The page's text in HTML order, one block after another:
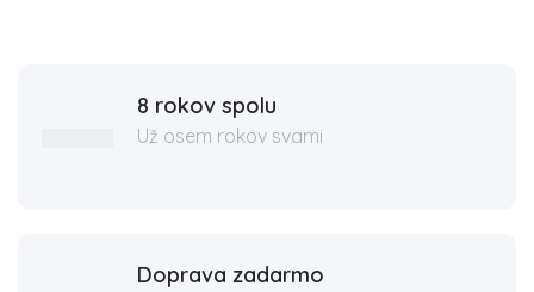
8 rokov spolu
Už osem rokov svami
Doprava zadarmo